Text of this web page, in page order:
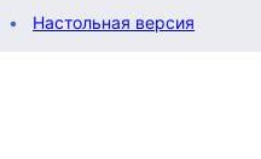
Настольная версия